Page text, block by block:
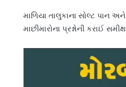
માળિયા તાલુકાના સોલ્ટ પાન
માછીમારોના પ્રશ્નોની કરાઈ